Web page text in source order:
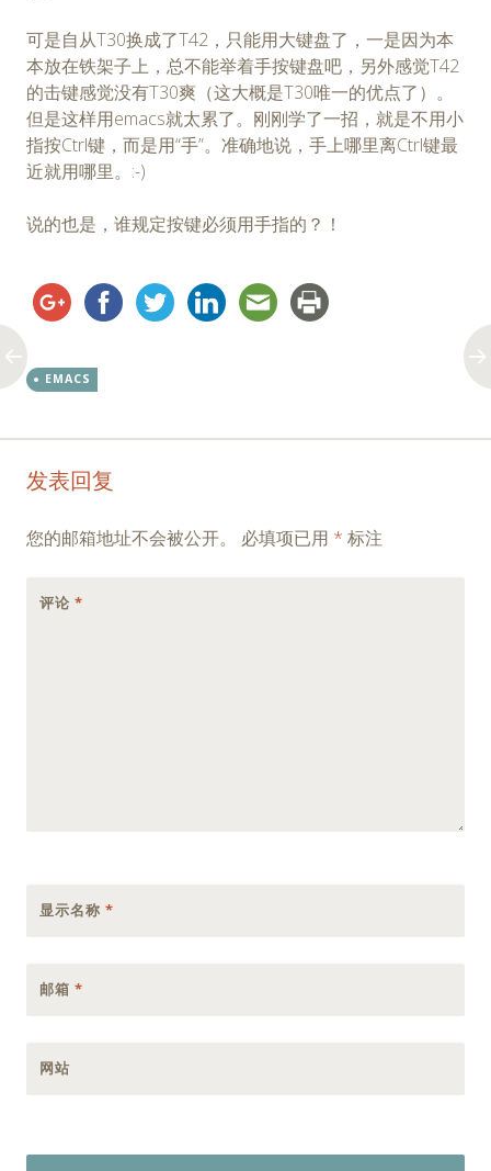
可是自从T30换成了T42，只能用大键盘了，一是因为本
本放在铁架子上，总不能举着手按键盘吧，另外感觉T42
的击键感觉没有T30爽（这大概是T30唯一的优点了）。
但是这样用emacs就太累了。刚刚学了一招，就是不用小
指按Ctrl键，而是用“手”。准确地说，手上哪里离Ctrl键最
近就用哪里。:-)
说的也是，谁规定按键必须用手指的？！
EMACS
Post
navigation
发表回复
您的邮箱地址不会被公开。 必填项已用 * 标注
评论 *
显示名称 *
邮箱 *
网站